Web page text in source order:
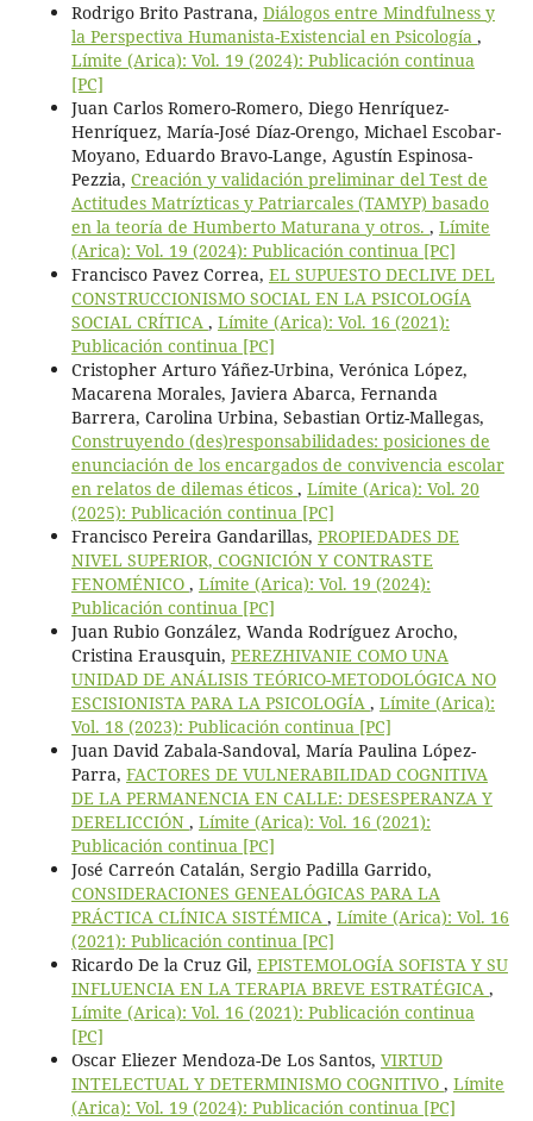
Rodrigo Brito Pastrana, Diálogos entre Mindfulness y
la Perspectiva Humanista-Existencial en Psicología ,
Límite (Arica): Vol. 19 (2024): Publicación continua
[PC]
Juan Carlos Romero-Romero, Diego Henríquez-
Henríquez, María-José Díaz-Orengo, Michael Escobar-
Moyano, Eduardo Bravo-Lange, Agustín Espinosa-
Pezzia, Creación y validación preliminar del Test de
Actitudes Matrízticas y Patriarcales (TAMYP) basado
en la teoría de Humberto Maturana y otros. , Límite
(Arica): Vol. 19 (2024): Publicación continua [PC]
Francisco Pavez Correa, EL SUPUESTO DECLIVE DEL
CONSTRUCCIONISMO SOCIAL EN LA PSICOLOGÍA
SOCIAL CRÍTICA , Límite (Arica): Vol. 16 (2021):
Publicación continua [PC]
Cristopher Arturo Yáñez-Urbina, Verónica López,
Macarena Morales, Javiera Abarca, Fernanda
Barrera, Carolina Urbina, Sebastian Ortiz-Mallegas,
Construyendo (des)responsabilidades: posiciones de
enunciación de los encargados de convivencia escolar
en relatos de dilemas éticos , Límite (Arica): Vol. 20
(2025): Publicación continua [PC]
Francisco Pereira Gandarillas, PROPIEDADES DE
NIVEL SUPERIOR, COGNICIÓN Y CONTRASTE
FENOMÉNICO , Límite (Arica): Vol. 19 (2024):
Publicación continua [PC]
Juan Rubio González, Wanda Rodríguez Arocho,
Cristina Erausquin, PEREZHIVANIE COMO UNA
UNIDAD DE ANÁLISIS TEÓRICO-METODOLÓGICA NO
ESCISIONISTA PARA LA PSICOLOGÍA , Límite (Arica):
Vol. 18 (2023): Publicación continua [PC]
Juan David Zabala-Sandoval, María Paulina López-
Parra, FACTORES DE VULNERABILIDAD COGNITIVA
DE LA PERMANENCIA EN CALLE: DESESPERANZA Y
DERELICCIÓN , Límite (Arica): Vol. 16 (2021):
Publicación continua [PC]
José Carreón Catalán, Sergio Padilla Garrido,
CONSIDERACIONES GENEALÓGICAS PARA LA
PRÁCTICA CLÍNICA SISTÉMICA , Límite (Arica): Vol. 16
(2021): Publicación continua [PC]
Ricardo De la Cruz Gil, EPISTEMOLOGÍA SOFISTA Y SU
INFLUENCIA EN LA TERAPIA BREVE ESTRATÉGICA ,
Límite (Arica): Vol. 16 (2021): Publicación continua
[PC]
Oscar Eliezer Mendoza-De Los Santos, VIRTUD
INTELECTUAL Y DETERMINISMO COGNITIVO , Límite
(Arica): Vol. 19 (2024): Publicación continua [PC]